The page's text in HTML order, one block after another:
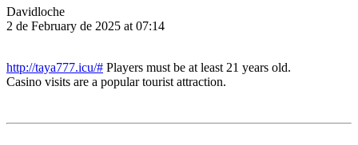
Davidloche
2 de February de 2025 at 07:14
http://taya777.icu/# Players must be at least 21 years old.
Casino visits are a popular tourist attraction.